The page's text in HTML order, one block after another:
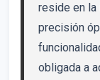
reside en la
precisión
obligada a